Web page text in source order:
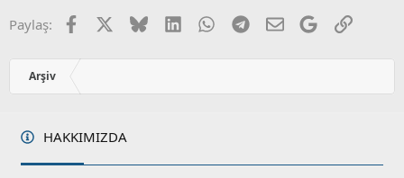
u
z
o
l
Paylaş: Facebook BlueskyLinkedInWhatsApp
Telegram
E-postaGoogleLink
Arşiv
HAKKIMIZDA